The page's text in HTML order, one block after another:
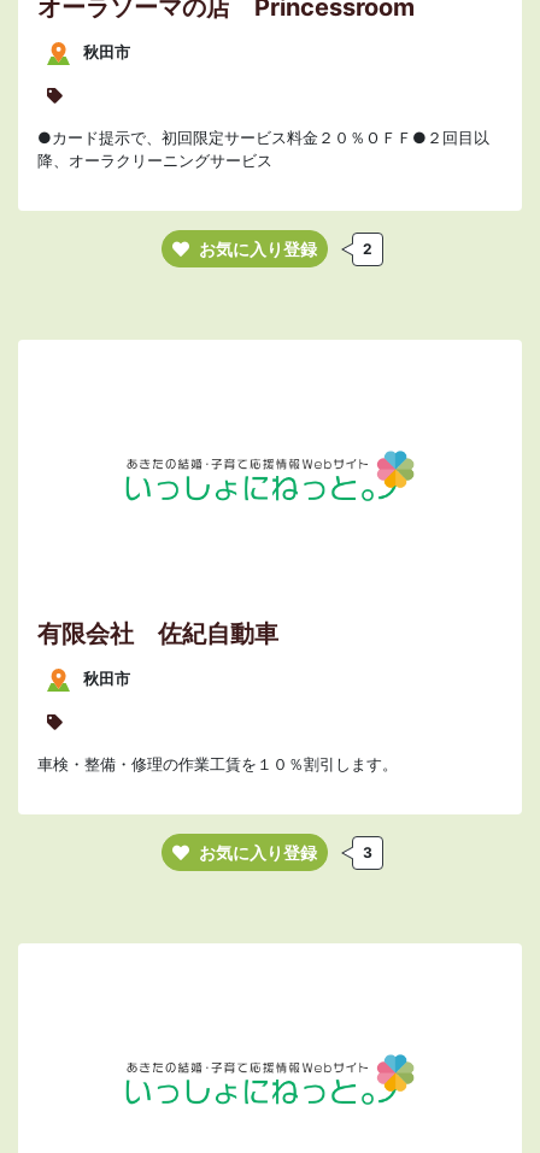
オーラソーマの店 Princessroom
秋田市
●カード提示で、初回限定サービス料金２０％ＯＦＦ●２回目以
降、オーラクリーニングサービス
お気に入り登録 2
有限会社 佐紀自動車
秋田市
車検・整備・修理の作業工賃を１０％割引します。
お気に入り登録 3